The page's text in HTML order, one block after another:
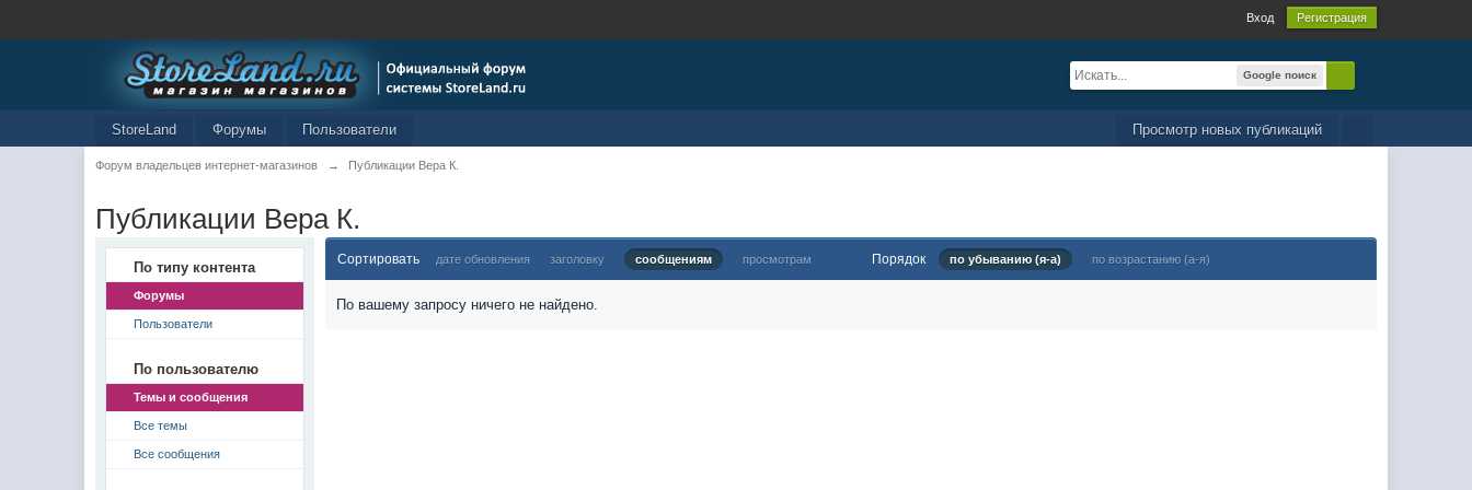
Вход Регистрация
Google поиск
Просмотр новых публикаций
StoreLand Форумы Пользователи
Форум владельцев интернет-магазинов → Публикации Вера К.
Публикации Вера К.
По типу контента
Форумы
Пользователи
По пользователю
Темы и сообщения
Все темы
Все сообщения
Сортировать дате обновления заголовку сообщениям просмотрам Порядок по убыванию (я-а) по возрастанию (а-я)
По вашему запросу ничего не найдено.